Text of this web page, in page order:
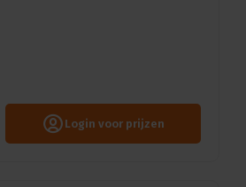
Login voor prijzen